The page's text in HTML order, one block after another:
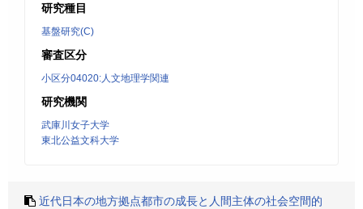
研究種目
基盤研究(C)
審査区分
小区分04020:人文地理学関連
研究機関
武庫川女子大学
東北公益文科大学
近代日本の地方拠点都市の成長と人間主体の社会空間的